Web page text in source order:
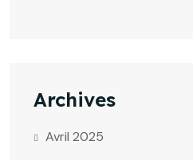
Archives
Avril 2025